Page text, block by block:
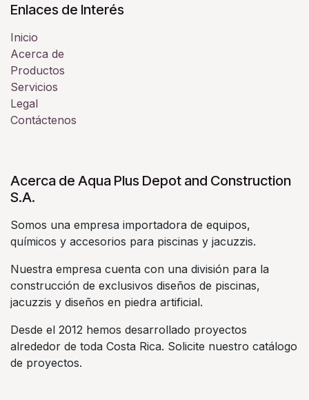
Enlaces de Interés
Inicio
Acerca de
Productos
Servicios
Legal
Contáctenos
Acerca de Aqua Plus Depot and Construction
S.A.
Somos una empresa importadora de equipos,
químicos y accesorios para piscinas y jacuzzis.
Nuestra empresa cuenta con una división para la
construcción de exclusivos diseños de piscinas,
jacuzzis y diseños en piedra artificial.
Desde el 2012 hemos desarrollado proyectos
alrededor de toda Costa Rica. Solicite nuestro catálogo
de proyectos.